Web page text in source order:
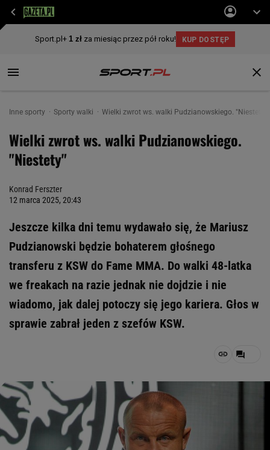
Inne sporty Sporty walki Wielki zwrot ws. walki Pudzianowskiego. "Niestety"
Wielki zwrot ws. walki Pudzianowskiego.
"Niestety"
Konrad Ferszter
12 marca 2025, 20:43
Jeszcze kilka dni temu wydawało się, że Mariusz
Pudzianowski będzie bohaterem głośnego
transferu z KSW do Fame MMA. Do walki 48-latka
we freakach na razie jednak nie dojdzie i nie
wiadomo, jak dalej potoczy się jego kariera. Głos w
sprawie zabrał jeden z szefów KSW.